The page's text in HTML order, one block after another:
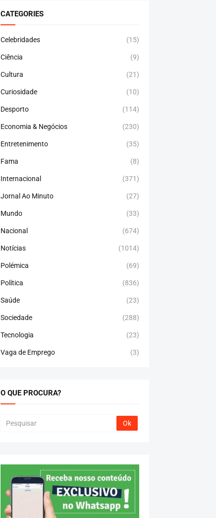
CATEGORIES
Celebridades (15)
Ciência (9)
Cultura (21)
Curiosidade (10)
Desporto (114)
Economia & Negócios (230)
Entretenimento (35)
Fama (8)
Internacional (371)
Jornal Ao Minuto (27)
Mundo (33)
Nacional (674)
Notícias (1014)
Polémica (69)
Política (836)
Saúde (23)
Sociedade (288)
Tecnologia (23)
Vaga de Emprego (3)
O QUE PROCURA?